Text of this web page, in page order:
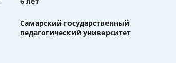
Самарский государственный
педагогический университет